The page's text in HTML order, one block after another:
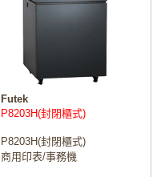
Futek
P8203H(封閉櫃式)
P8203H(封閉櫃式)
商用印表/事務機